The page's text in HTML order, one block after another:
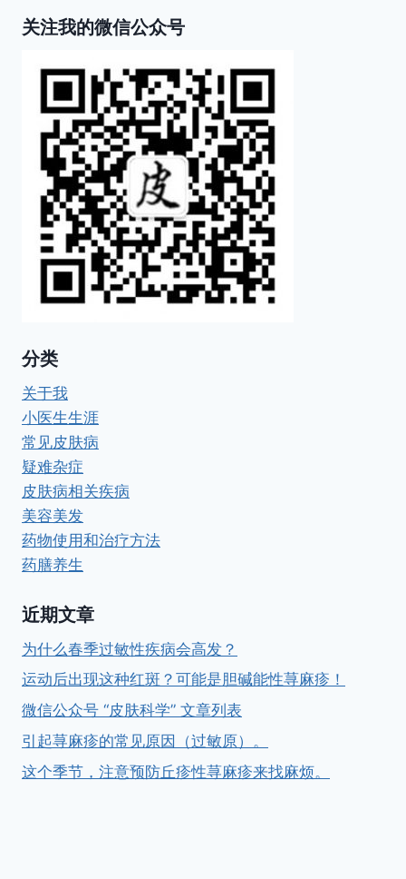
关注我的微信公众号
分类
关于我
小医生生涯
常见皮肤病
疑难杂症
皮肤病相关疾病
美容美发
药物使用和治疗方法
药膳养生
近期文章
为什么春季过敏性疾病会高发？
运动后出现这种红斑？可能是胆碱能性荨麻疹！
微信公众号 “皮肤科学” 文章列表
引起荨麻疹的常见原因（过敏原）。
这个季节，注意预防丘疹性荨麻疹来找麻烦。